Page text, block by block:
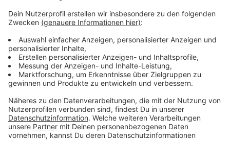
Konkrete Zahlen oder eine Aussage, woran die
vermehrten Fälle liegen, kann die Wupsi nicht nennen.
Bei über 440 Mitarbeitenden im Fahrdienst sind viele
Situationen sehr individuell, heißt es.
Anzeige
Weitere Meldungen aus Leverkusen
Anzeige